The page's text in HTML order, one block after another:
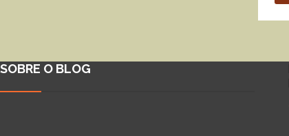
SOBRE O BLOG